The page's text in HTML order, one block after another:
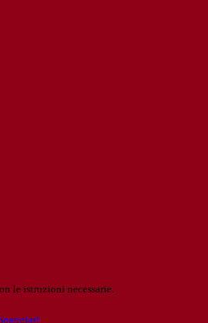
le istruzioni necessarie.